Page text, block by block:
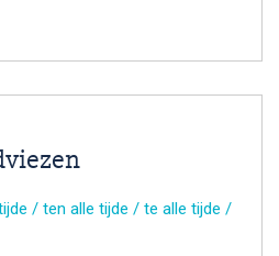
/ ten alle tijde / te alle tijde /